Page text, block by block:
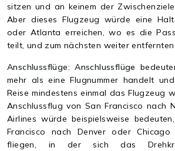
sitzen und an keinem der Zwischenziele
Aber dieses Flugzeug würde eine
oder Atlanta erreichen, wo es die
teilt, und zum nächsten weiter
Anschlussflüge:Anschlussflüge
mehr als eine Flugnummer handelt
Reise mindestens einmal das Flugzeug
Anschlussflug von San Francisco nach
Airlines würde beispielsweise
Francisco nach Denver oder
fliegen, in der sich das